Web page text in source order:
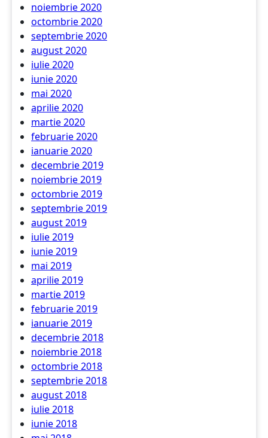
noiembrie 2020
octombrie 2020
septembrie 2020
august 2020
iulie 2020
iunie 2020
mai 2020
aprilie 2020
martie 2020
februarie 2020
ianuarie 2020
decembrie 2019
noiembrie 2019
octombrie 2019
septembrie 2019
august 2019
iulie 2019
iunie 2019
mai 2019
aprilie 2019
martie 2019
februarie 2019
ianuarie 2019
decembrie 2018
noiembrie 2018
octombrie 2018
septembrie 2018
august 2018
iulie 2018
iunie 2018